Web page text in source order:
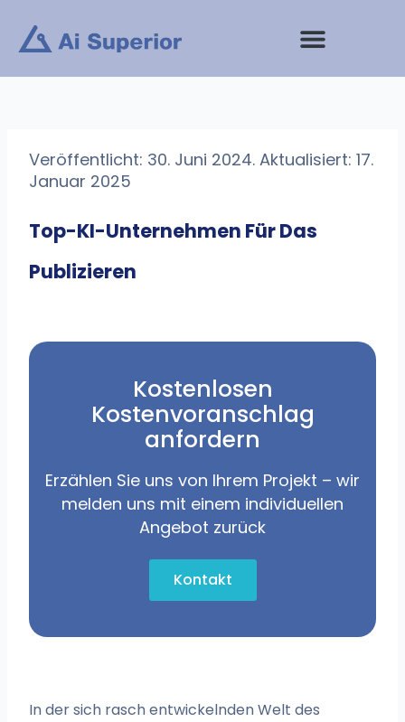
Inhalt
springen
Veröffentlicht: 30. Juni 2024. Aktualisiert: 17.
Januar 2025
Top-KI-Unternehmen Für Das
Publizieren
Kostenlosen
Kostenvoranschlag
anfordern
Erzählen Sie uns von Ihrem Projekt – wir
melden uns mit einem individuellen
Angebot zurück
Kontakt
In der sich rasch entwickelnden Welt des